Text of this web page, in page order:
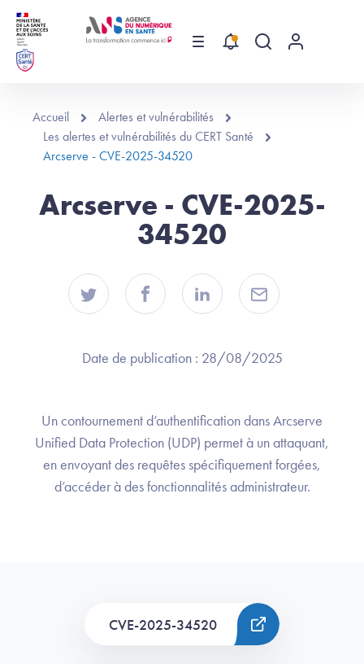
Aller au contenu principal
Menu Recherche
Menu
Accueil
Alertes et vulnérabilités
Les alertes et vulnérabilités du CERT Santé
Arcserve - CVE-2025-34520
Arcserve - CVE-2025-
34520
Date de publication : 28/08/2025
Un contournement d’authentification dans Arcserve
Unified Data Protection (UDP) permet à un attaquant,
en envoyant des requêtes spécifiquement forgées,
d’accéder à des fonctionnalités administrateur.
CVE-2025-34520